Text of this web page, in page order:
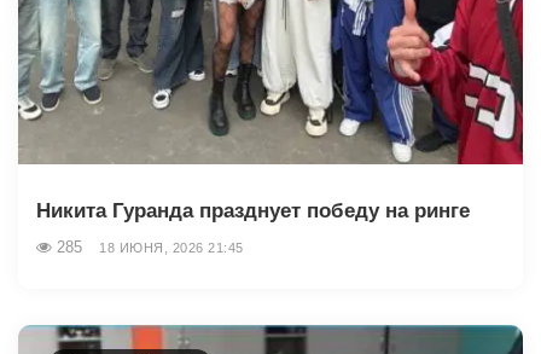
Никита Гуранда празднует победу на ринге
285 18 ИЮНЯ, 2026 21:45